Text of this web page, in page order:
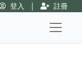
登入 註冊